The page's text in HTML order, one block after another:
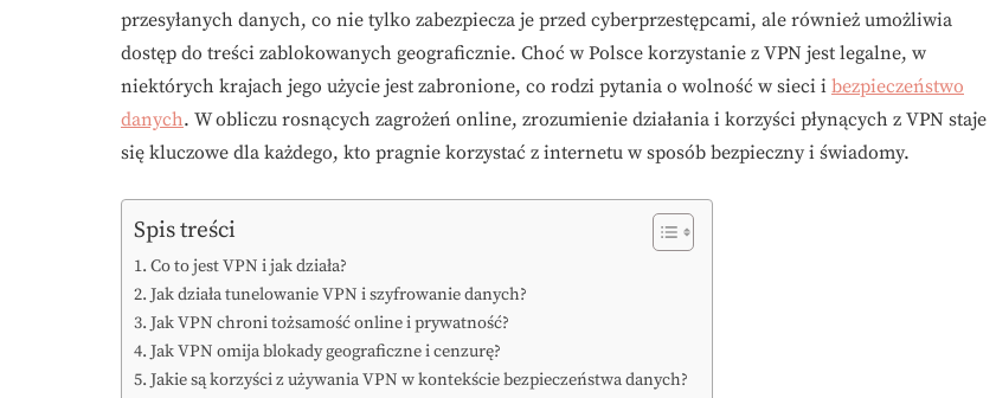
przesyłanych danych, co nie tylko zabezpiecza je przed cyberprzestępcami, ale również umożliwia
dostęp do treści zablokowanych geograficznie. Choć w Polsce korzystanie z VPN jest legalne, w
niektórych krajach jego użycie jest zabronione, co rodzi pytania o wolność w sieci i bezpieczeństwo
danych. W obliczu rosnących zagrożeń online, zrozumienie działania i korzyści płynących z VPN staje
się kluczowe dla każdego, kto pragnie korzystać z internetu w sposób bezpieczny i świadomy.
Spis treści
Co to jest VPN i jak działa?
Jak działa tunelowanie VPN i szyfrowanie danych?
Jak VPN chroni tożsamość online i prywatność?
Jak VPN omija blokady geograficzne i cenzurę?
Jakie są korzyści z używania VPN w kontekście bezpieczeństwa danych?